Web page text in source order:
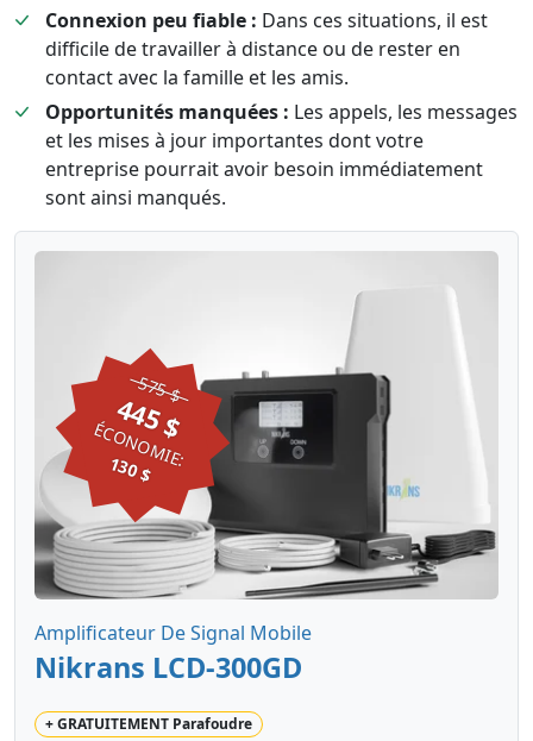
Connexion peu fiable : Dans ces situations, il est
difficile de travailler à distance ou de rester en
contact avec la famille et les amis.
Opportunités manquées : Les appels, les messages
et les mises à jour importantes dont votre
entreprise pourrait avoir besoin immédiatement
sont ainsi manqués.
Amplificateur De Signal Mobile
Nikrans LCD-300GD
+GRATUITEMENTParafoudre
575 $
445 $
ÉCONOMIE:
130 $